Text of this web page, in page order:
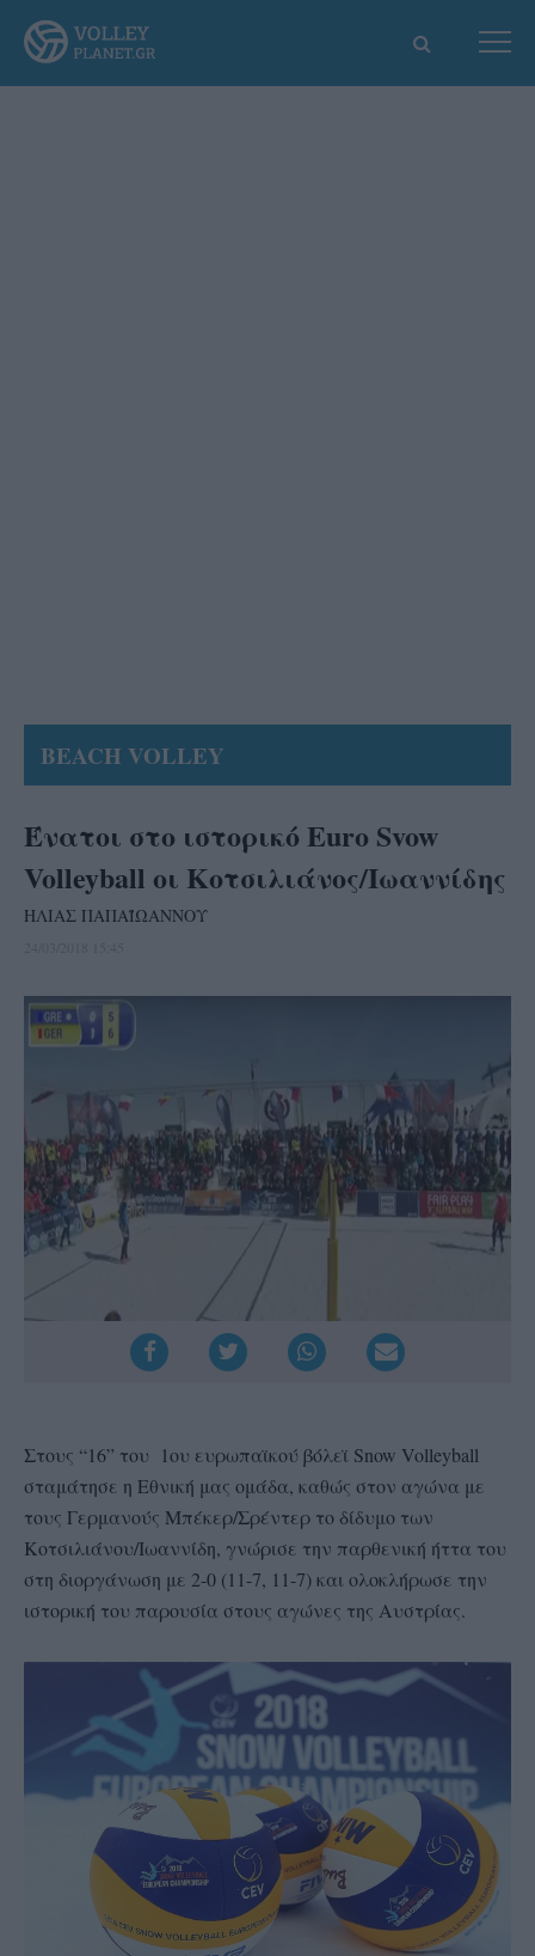
BEACH VOLLEY
Ένατοι στο ιστορικό Euro Svow
Volleyball οι Κοτσιλιάνος/Ιωαννίδης
ΗΛΙΑΣ ΠΑΠΑΪΩΑΝΝΟΥ
Στους “16” του 1ου ευρωπαϊκού βόλεϊ Snow Volleyball
σταμάτησε η Εθνική μας ομάδα, καθώς στον αγώνα με
τους Γερμανούς Μπέκερ/Σρέντερ το δίδυμο των
Κοτσιλιάνου/Ιωαννίδη, γνώρισε την παρθενική ήττα του
στη διοργάνωση με 2-0 (11-7, 11-7) και ολοκλήρωσε την
ιστορική του παρουσία στους αγώνες της Αυστρίας.